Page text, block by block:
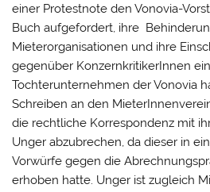
einer Protestnote den Vonovia-
Buch aufgefordert, ihre
Mieterorganisationen und ihre
gegenüber KonzernkritikerInnen
Tochterunternehmen der Vonovia
Schreiben an den
die rechtliche Korrespondenz mit
Unger abzubrechen, da dieser in
Vorwürfe gegen die
erhoben hatte. Unger ist zugleich